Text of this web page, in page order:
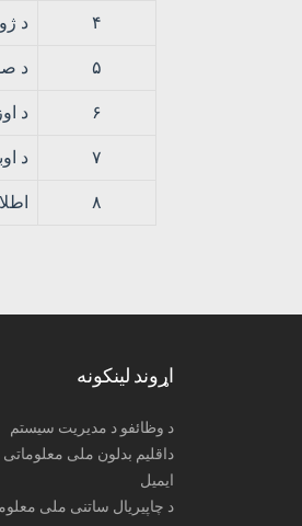
۴ د
۵ د
۶ د
۷ د
۸
اړوند لینکونه
د وظائفو د مدیریت سیستم
داقلیم بدلون ملی
ایمیل
د چاپیریال ساتنی ملی